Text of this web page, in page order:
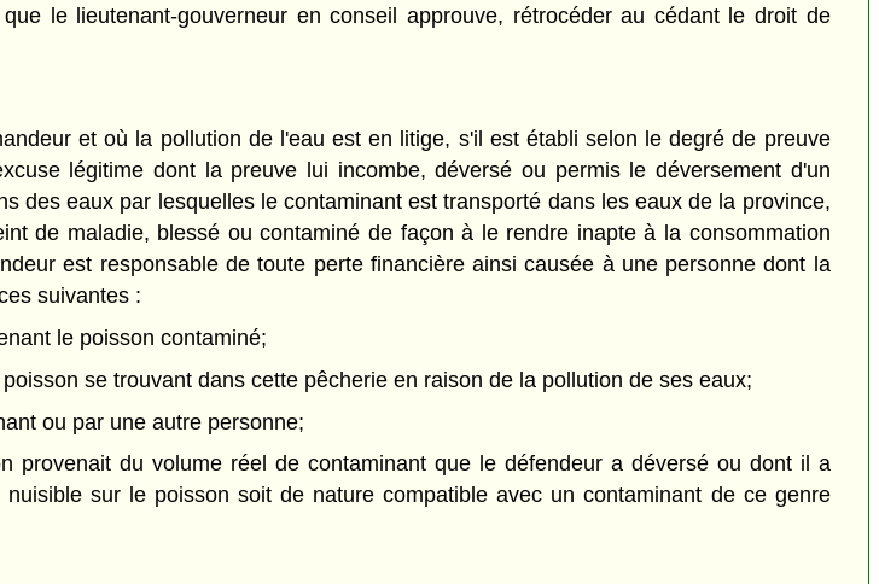
le lieutenant-gouverneur en conseil approuve, rétrocéder au cédant le droit de
et où la pollution de l'eau est en litige, s'il est établi selon le degré de preuve
légitime dont la preuve lui incombe, déversé ou permis le déversement d'un
des eaux par lesquelles le contaminant est transporté dans les eaux de la province,
de maladie, blessé ou contaminé de façon à le rendre inapte à la consommation
est responsable de toute perte financière ainsi causée à une personne dont la
suivantes :
le poisson contaminé;
se trouvant dans cette pêcherie en raison de la pollution de ses eaux;
ou par une autre personne;
provenait du volume réel de contaminant que le défendeur a déversé ou dont il a
sur le poisson soit de nature compatible avec un contaminant de ce genre